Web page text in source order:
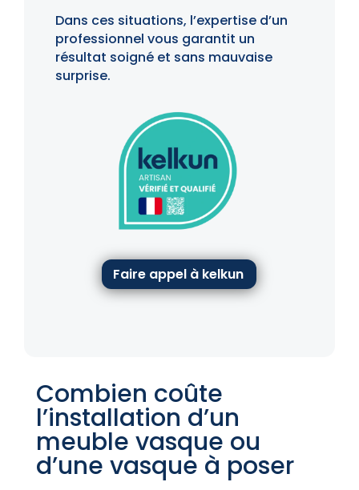
Dans ces situations, l’expertise d’un
professionnel vous garantit un
résultat soigné et sans mauvaise
surprise.
Faire appel à kelkun
Combien coûte
l’installation d’un
meuble vasque ou
d’une vasque à poser